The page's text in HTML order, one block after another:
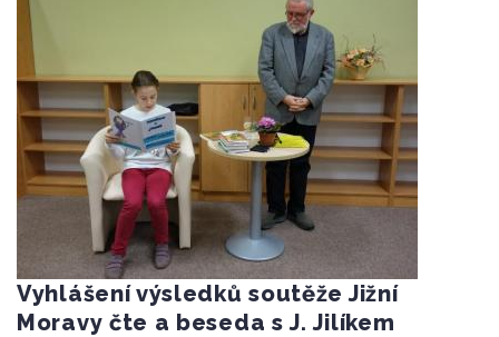
Vyhlášení výsledků soutěže Jižní
Moravy čte a beseda s J. Jilíkem